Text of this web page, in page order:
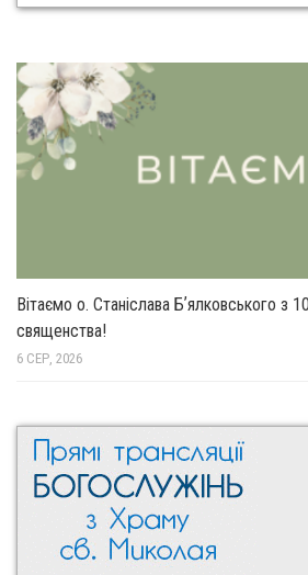
Вітаємо о. Станіслава Бʼялковського з
священства!
6 СЕР, 2026